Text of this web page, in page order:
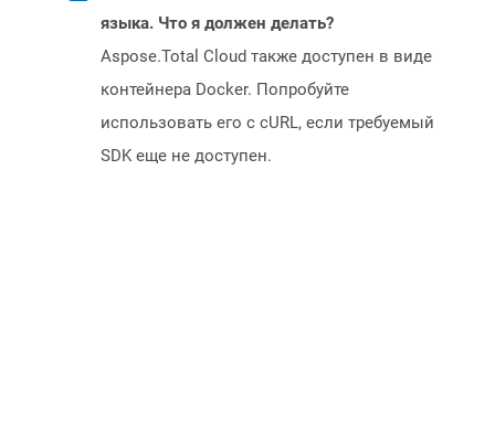
языка. Что я должен делать?
Aspose.Total Cloud также доступен в виде
контейнера Docker. Попробуйте
использовать его с cURL, если требуемый
SDK еще не доступен.